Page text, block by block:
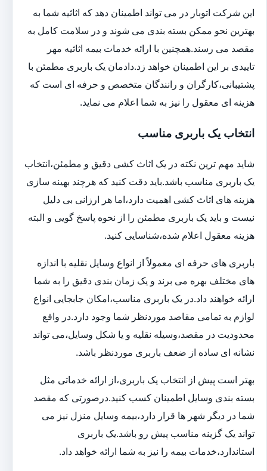
این شرکت اتوبار در می تواند اطمینان دهد که اثاثیه شما به
بهترین نحو ممکن بسته بندی می شوند و در سلامت کامل به
مقصد می رسند.همچنین با ارائه خدمات بیمه اثاثیه مهر
تاییدی بر این اطمینان خواهد زد.دادمان یک باربری مطمئن با
پشتیبانی،کارگران و رانندگان متخصص و حرفه ای است که
هزینه ای معقول را نیز به شما اعلام می نماید.
انتخاب یک باربری مناسب
شاید مهم ترین نکته در یک اثاث کشی دقیق و مطمئن،انتخاب
یک باربری مناسب باشد.باید دقت کنید که هرچند بهینه سازی
هزینه های اثاث کشی اهمیت دارد،اما هر ارزانی بی دلیل
نیست و باید یک باربری مطمئن را از نحوه پاسخ گویی و البته
هزینه معقول اعلام شده،شناسایی کنید.
باربری های حرفه ای معمولاً از انواع وسایل نقلیه با اندازه
های مختلف بهره می برند و یک زمان بندی دقیق را به شما
ارائه خواهند داد.در یک باربری مناسب،امکان جابجایی انواع
لوازم به تمامی مقاصد موردنظر شما وجود دارد.در واقع
محدودیت در مقصد،وسیله نقلیه و یا شکل وسایل،می تواند
نشانه ای ساده از ضعف باربری موردنظر باشد.
بهتر است پیش از انتخاب یک باربری،از ارائه خدماتی مثل
بسته بندی وسایل اطمینان کسب کنید.درصورتی که مقصد
شما در دیگر شهر ها قرار دارد،بیمه وسایل منزل نیز می
تواند یک گزینه مناسب پیش رو باشد.یک باربری
استاندارد،خدمات بیمه را نیز به شما ارائه خواهد داد.